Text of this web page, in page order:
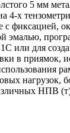
5 мм
4-х
с фиксацией,
эмалью,
или для
в приямок,
нагрузок,
НПВ